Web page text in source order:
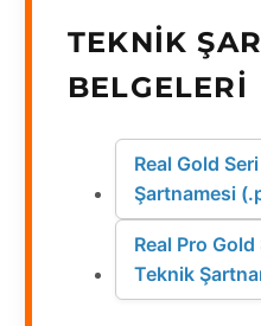
TEKNIK
BELGELERI
Real Gold
Şartnamesi
Real Pro
Teknik